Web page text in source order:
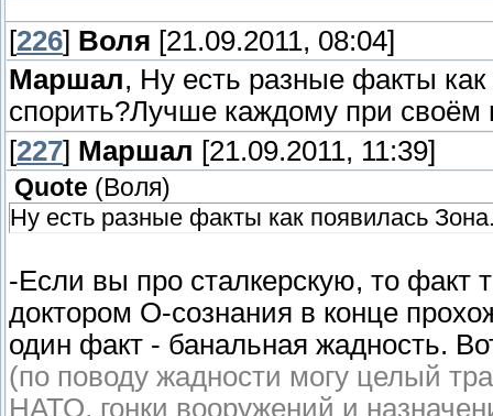
[226] Воля [21.09.2011, 08:04]
Маршал, Ну есть разные факты
спорить?Лучше каждому при своём
[227] Маршал [21.09.2011, 11:39]
Quote ( Воля)
Ну есть разные факты как появилась
-Если вы про сталкерскую, то факт
доктором О-сознания в конце
один факт - банальная жадность.
(по поводу жадности могу целый
НАТО, гонки вооружений и